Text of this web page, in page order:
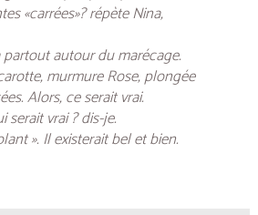
«carrées»? répète Nina,
autour du marécage.
murmure Rose, plongée
Alors, ce serait vrai.
serait vrai ? dis-je.
». Il existerait bel et bien.